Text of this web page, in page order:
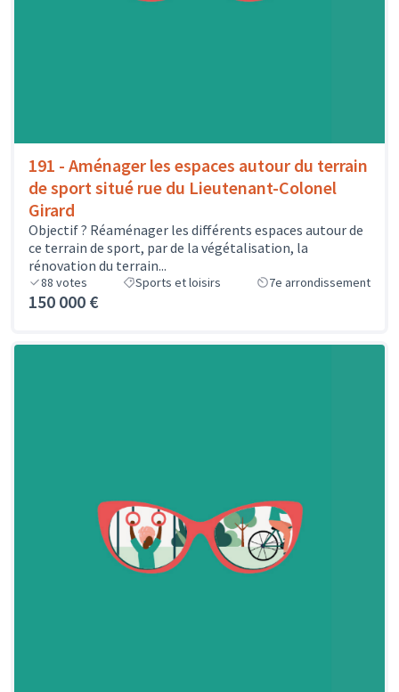
191 - Aménager les espaces autour du terrain
de sport situé rue du Lieutenant-Colonel
Girard
Objectif ? Réaménager les différents espaces autour de
ce terrain de sport, par de la végétalisation, la
rénovation du terrain...
88 votes Sports et loisirs 7e arrondissement
150 000 €